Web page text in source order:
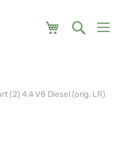
Mein
(2) 4.4 V8 Diesel (orig. LR)